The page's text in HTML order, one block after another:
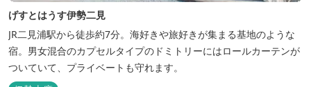
げすとはうす伊勢二見
JR二見浦駅から徒歩約7分。海好きや旅好きが集まる基地のような
宿。男女混合のカプセルタイプのドミトリーにはロールカーテンが
ついていて、プライベートも守れます。